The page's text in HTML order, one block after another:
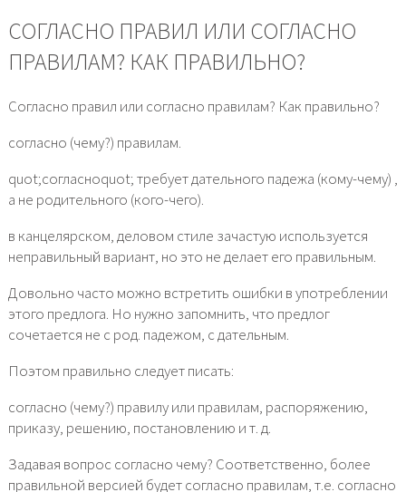
СОГЛАСНО ПРАВИЛ ИЛИ СОГЛАСНО
ПРАВИЛАМ? КАК ПРАВИЛЬНО?
Согласно правил или согласно правилам? Как правильно?
согласно (чему?) правилам.
quot;согласноquot; требует дательного падежа (кому-чему) ,
а не родительного (кого-чего).
в канцелярском, деловом стиле зачастую используется
неправильный вариант, но это не делает его правильным.
Довольно часто можно встретить ошибки в употреблении
этого предлога. Но нужно запомнить, что предлог
сочетается не с род. падежом, с дательным.
Поэтом правильно следует писать:
согласно (чему?) правилу или правилам, распоряжению,
приказу, решению, постановлению и т. д.
Задавая вопрос согласно чему? Соответственно, более
правильной версией будет согласно правилам, т.е. согласно